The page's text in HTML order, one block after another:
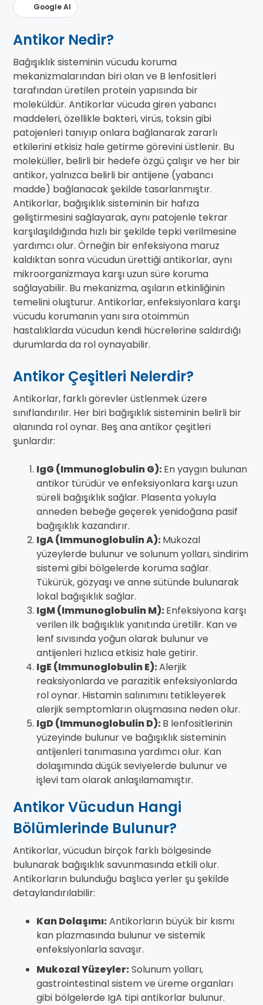
Google AI
Antikor Nedir?
Bağışıklık sisteminin vücudu koruma
mekanizmalarından biri olan ve B lenfositleri
tarafından üretilen protein yapısında bir
moleküldür. Antikorlar vücuda giren yabancı
maddeleri, özellikle bakteri, virüs, toksin gibi
patojenleri tanıyıp onlara bağlanarak zararlı
etkilerini etkisiz hale getirme görevini üstlenir. Bu
moleküller, belirli bir hedefe özgü çalışır ve her bir
antikor, yalnızca belirli bir antijene (yabancı
madde) bağlanacak şekilde tasarlanmıştır.
Antikorlar, bağışıklık sisteminin bir hafıza
geliştirmesini sağlayarak, aynı patojenle tekrar
karşılaşıldığında hızlı bir şekilde tepki verilmesine
yardımcı olur. Örneğin bir enfeksiyona maruz
kaldıktan sonra vücudun ürettiği antikorlar, aynı
mikroorganizmaya karşı uzun süre koruma
sağlayabilir. Bu mekanizma, aşıların etkinliğinin
temelini oluşturur. Antikorlar, enfeksiyonlara karşı
vücudu korumanın yanı sıra otoimmün
hastalıklarda vücudun kendi hücrelerine saldırdığı
durumlarda da rol oynayabilir.
Antikor Çeşitleri Nelerdir?
Antikorlar, farklı görevler üstlenmek üzere
sınıflandırılır. Her biri bağışıklık sisteminin belirli bir
alanında rol oynar. Beş ana antikor çeşitleri
şunlardır:
IgG (Immunoglobulin G):En yaygın bulunan
antikor türüdür ve enfeksiyonlara karşı uzun
süreli bağışıklık sağlar. Plasenta yoluyla
anneden bebeğe geçerek yenidoğana pasif
bağışıklık kazandırır.
IgA (Immunoglobulin A):Mukozal
yüzeylerde bulunur ve solunum yolları, sindirim
sistemi gibi bölgelerde koruma sağlar.
Tükürük, gözyaşı ve anne sütünde bulunarak
lokal bağışıklık sağlar.
IgM (Immunoglobulin M):Enfeksiyona karşı
verilen ilk bağışıklık yanıtında üretilir. Kan ve
lenf sıvısında yoğun olarak bulunur ve
antijenleri hızlıca etkisiz hale getirir.
IgE (Immunoglobulin E):Alerjik
reaksiyonlarda ve parazitik enfeksiyonlarda
rol oynar. Histamin salınımını tetikleyerek
alerjik semptomların oluşmasına neden olur.
IgD (Immunoglobulin D):B lenfositlerinin
yüzeyinde bulunur ve bağışıklık sisteminin
antijenleri tanımasına yardımcı olur. Kan
dolaşımında düşük seviyelerde bulunur ve
işlevi tam olarak anlaşılamamıştır.
Antikor Vücudun Hangi
Bölümlerinde Bulunur?
Antikorlar, vücudun birçok farklı bölgesinde
bulunarak bağışıklık savunmasında etkili olur.
Antikorların bulunduğu başlıca yerler şu şekilde
detaylandırılabilir:
Kan Dolaşımı:Antikorların büyük bir kısmı
kan plazmasında bulunur ve sistemik
enfeksiyonlarla savaşır.
Mukozal Yüzeyler:Solunum yolları,
gastrointestinal sistem ve üreme organları
gibi bölgelerde IgA tipi antikorlar bulunur.